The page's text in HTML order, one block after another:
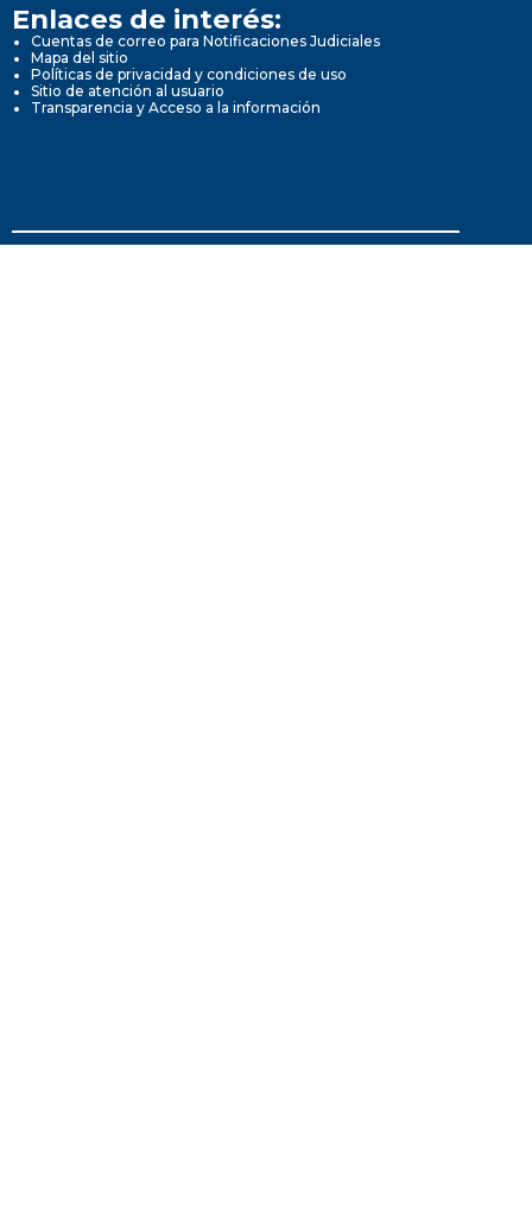
Enlaces de interés:
Cuentas de correo para Notificaciones Judiciales
Mapa del sitio
Políticas de privacidad y condiciones de uso
Sitio de atención al usuario
Transparencia y Acceso a la información